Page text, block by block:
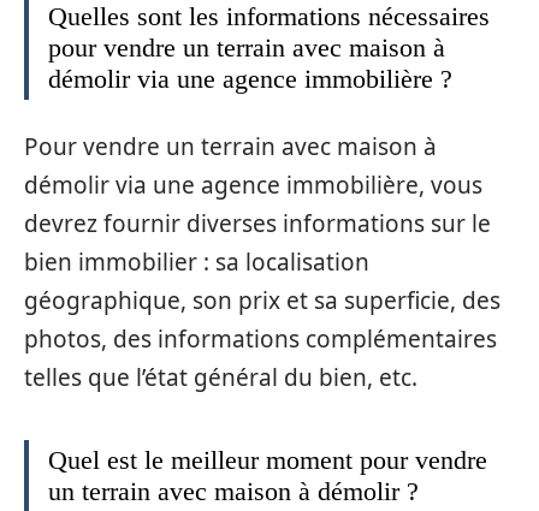
Quelles sont les informations nécessaires
pour vendre un terrain avec maison à
démolir via une agence immobilière ?
Pour vendre un terrain avec maison à
démolir via une agence immobilière, vous
devrez fournir diverses informations sur le
bien immobilier : sa localisation
géographique, son prix et sa superficie, des
photos, des informations complémentaires
telles que l’état général du bien, etc.
Quel est le meilleur moment pour vendre
un terrain avec maison à démolir ?